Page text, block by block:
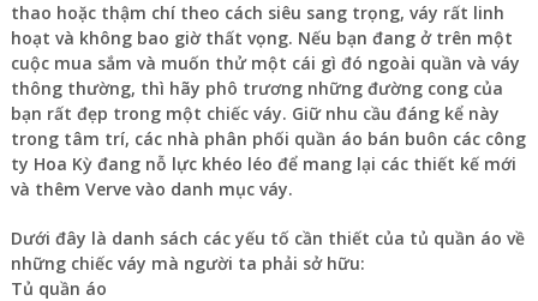
thao hoặc thậm chí theo cách siêu sang trọng, váy rất linh
hoạt và không bao giờ thất vọng. Nếu bạn đang ở trên một
cuộc mua sắm và muốn thử một cái gì đó ngoài quần và váy
thông thường, thì hãy phô trương những đường cong của
bạn rất đẹp trong một chiếc váy. Giữ nhu cầu đáng kể này
trong tâm trí, các nhà phân phối quần áo bán buôn các công
ty Hoa Kỳ đang nỗ lực khéo léo để mang lại các thiết kế mới
và thêm Verve vào danh mục váy.
Dưới đây là danh sách các yếu tố cần thiết của tủ quần áo về
những chiếc váy mà người ta phải sở hữu:
Tủ quần áo